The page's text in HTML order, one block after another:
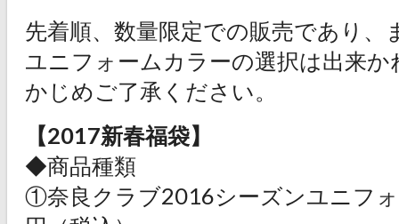
先着順、数量限定での販売であり、
ユニフォームカラーの選択は出来
かじめご了承ください。
【2017新春福袋】
◆商品種類
①奈良クラブ2016シーズンユニフ